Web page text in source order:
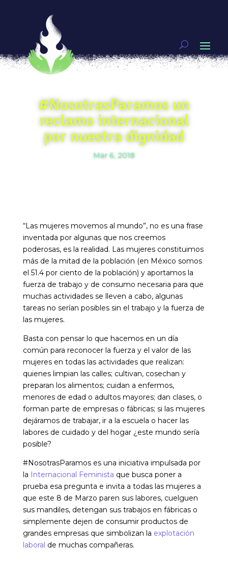
#NosotrasParamos un
reclamo internacional
por nuestra dignidad
Mar 6, 2018
“Las mujeres movemos al mundo”, no es una frase
inventada por algunas que nos creemos
poderosas, es la realidad. Las mujeres constituimos
más de la mitad de la población (en México somos
el 51.4 por ciento de la población) y aportamos la
fuerza de trabajo y de consumo necesaria para que
muchas actividades se lleven a cabo, algunas
tareas no serían posibles sin el trabajo y la fuerza de
las mujeres.
Basta con pensar lo que hacemos en un día
común para reconocer la fuerza y el valor de las
mujeres en todas las actividades que realizan:
quienes limpian las calles; cultivan, cosechan y
preparan los alimentos; cuidan a enfermos,
menores de edad o adultos mayores; dan clases, o
forman parte de empresas o fábricas; si las mujeres
dejáramos de trabajar, ir a la escuela o hacer las
labores de cuidado y del hogar ¿este mundo sería
posible?
#NosotrasParamos es una iniciativa impulsada por
la
Internacional Feminista que busca poner a
prueba esa pregunta e invita a todas las mujeres a
que este 8 de Marzo paren sus labores, cuelguen
sus mandiles, detengan sus trabajos en fábricas o
simplemente dejen de consumir productos de
grandes empresas que simbolizan la explotación
laboral de muchas compañeras.